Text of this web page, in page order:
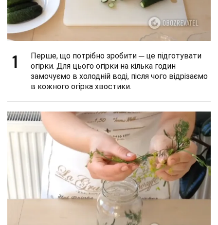
1
Перше, що потрібно зробити ─ це підготувати
огірки. Для цього огірки на кілька годин
замочуємо в холодній воді, після чого відрізаємо
в кожного огірка хвостики.